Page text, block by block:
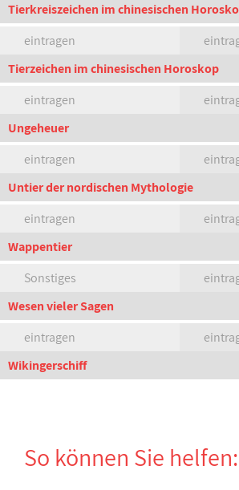
Tierkreiszeichen im chinesischen
eintragen
Tierzeichen im chinesischen Horoskop
eintragen
Ungeheuer
eintragen
Untier der nordischen Mythologie
eintragen
Wappentier
Sonstiges
Wesen vieler Sagen
eintragen
Wikingerschiff
So können Sie helfen: